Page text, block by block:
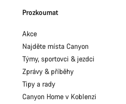
Prozkoumat
Akce
Najděte místa Canyon
Týmy, sportovci & jezdci
Zprávy & příběhy
Tipy a rady
Canyon Home v Koblenzi